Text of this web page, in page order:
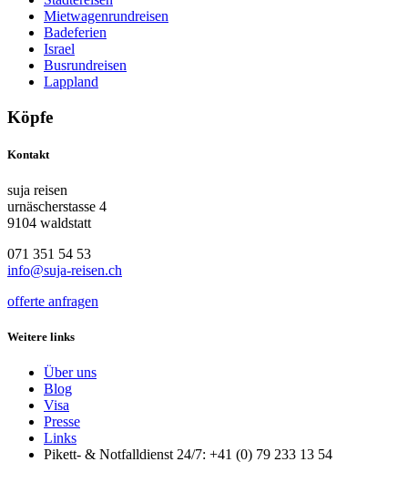
Mietwagenrundreisen
Badeferien
Israel
Busrundreisen
Lappland
Köpfe
Kontakt
suja reisen
urnäscherstasse 4
9104 waldstatt
071 351 54 53
info@suja-reisen.ch
offerte anfragen
Weitere links
Über uns
Blog
Visa
Presse
Links
Pikett- & Notfalldienst 24/7: +41 (0) 79 233 13 54